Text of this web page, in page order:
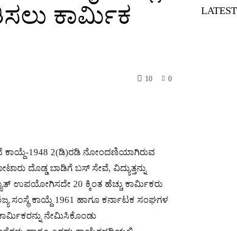
ಕಾರ್ಮಿಕ
0
10
ಕಾಯ್ದೆ-1948 2(ಡಿ)ರಡಿ ನೋಂದಣಿಯಾಗಿರುವ
ದೊಡ್ಡ ಬಾಡಿಗೆ ಬಸ್ ಸೇವೆ, ವಿದ್ಯುತ್ತನ್ನು
ಉಪಯೋಗಿಸದೇ 20 ಕ್ಕಿಂತ ಹೆಚ್ಚು ಕಾರ್ಮಿಕರು
ಸಂಸ್ಥೆ ಕಾಯ್ದೆ 1961 ಹಾಗೂ ಕರ್ನಾಟಕ ಸಂಘಗಳ
ನೇಮಿಸಿಕೊಂಡು